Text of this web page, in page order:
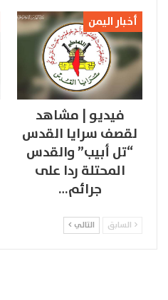
أخبار اليمن
فيديو | مشاهد
لقصف سرايا القدس
“تل أبيب” والقدس
المحتلة ردا على
جرائم…
السابق التالي